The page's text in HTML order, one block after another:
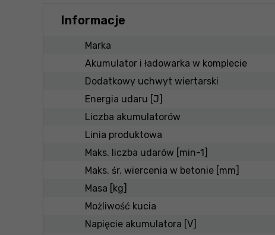
Informacje
Marka
Akumulator i ładowarka w komplecie
Dodatkowy uchwyt wiertarski
Energia udaru [J]
Liczba akumulatorów
Linia produktowa
Maks. liczba udarów [min-1]
Maks. śr. wiercenia w betonie [mm]
Masa [kg]
Możliwość kucia
Napięcie akumulatora [V]